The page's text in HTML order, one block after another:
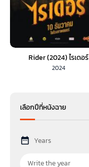
Rider (2024) ไรเดอร์
2024
เลือกปีที่หนังฉาย
Years